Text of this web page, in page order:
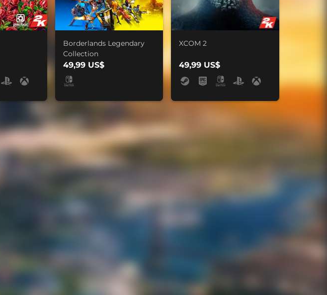
Borderlands Legendary
Collection
49,99 US$
XCOM 2
49,99 US$